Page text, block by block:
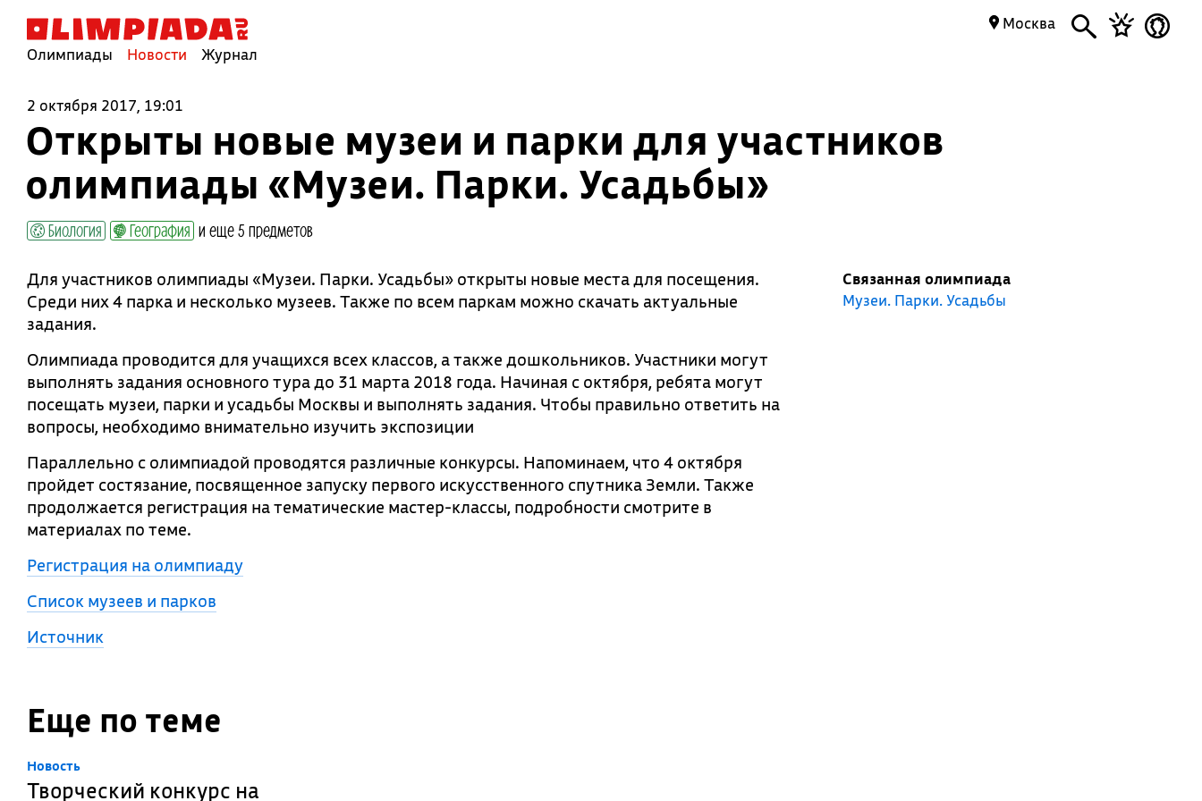
Олимпиады Новости Журнал
Москва
2 октября 2017, 19:01
Открыты новые музеи и парки для участников
олимпиады «Музеи. Парки. Усадьбы»
Биология География и еще 5 предметов
Для участников олимпиады «Музеи. Парки. Усадьбы» открыты новые места для посещения.
Среди них 4 парка и несколько музеев. Также по всем паркам можно скачать актуальные
задания.
Олимпиада проводится для учащихся всех классов, а также дошкольников. Участники могут
выполнять задания основного тура до 31 марта 2018 года. Начиная с октября, ребята могут
посещать музеи, парки и усадьбы Москвы и выполнять задания. Чтобы правильно ответить на
вопросы, необходимо внимательно изучить экспозиции
Параллельно с олимпиадой проводятся различные конкурсы. Напоминаем, что 4 октября
пройдет состязание, посвященное запуску первого искусственного спутника Земли. Также
продолжается регистрация на тематические мастер-классы, подробности смотрите в
материалах по теме.
Регистрация на олимпиаду
Список музеев и парков
Источник
Связанная олимпиада
Музеи. Парки. Усадьбы
Еще по теме
Новость
Творческий конкурс на